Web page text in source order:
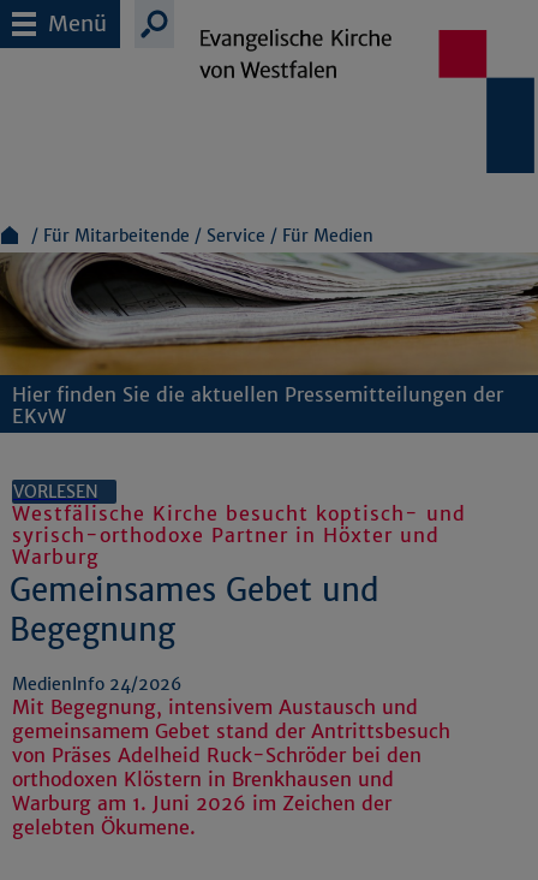
Menü
Für Mitarbeitende Service Für Medien
Hier finden Sie die aktuellen Pressemitteilungen der
EKvW
VORLESEN
Westfälische Kirche besucht koptisch- und
syrisch-orthodoxe Partner in Höxter und
Warburg
Gemeinsames Gebet und
Begegnung
MedienInfo 24/2026
Mit Begegnung, intensivem Austausch und
gemeinsamem Gebet stand der Antrittsbesuch
von Präses Adelheid Ruck-Schröder bei den
orthodoxen Klöstern in Brenkhausen und
Warburg am 1. Juni 2026 im Zeichen der
gelebten Ökumene.